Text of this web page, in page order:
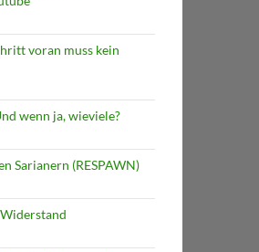
voran muss kein
wenn ja, wieviele?
Sarianern (RESPAWN)